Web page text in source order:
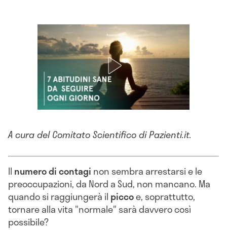
A cura del Comitato Scientifico di Pazienti.it.
Il numero di contagi non sembra arrestarsi e le
preoccupazioni, da Nord a Sud, non mancano. Ma
quando si raggiungerà il piccoe, soprattutto,
tornare alla vita "normale" sarà davvero così
possibile?